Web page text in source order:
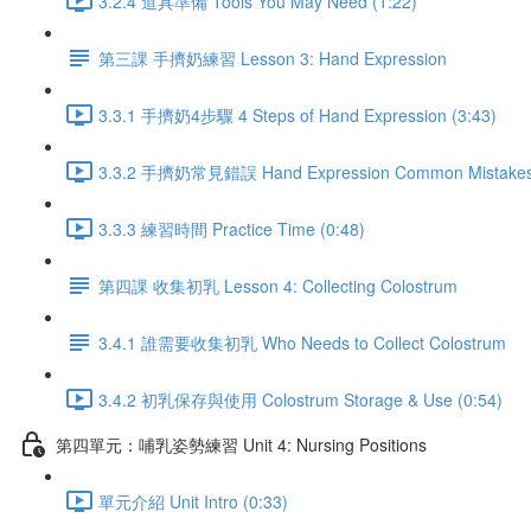
第三課 手擠奶練習 Lesson 3: Hand Expression
3.3.1 手擠奶4步驟 4 Steps of Hand Expression (3:43)
3.3.2 手擠奶常見錯誤 Hand Expression Common
3.3.3 練習時間 Practice Time (0:48)
第四課 收集初乳 Lesson 4: Collecting Colostrum
3.4.1 誰需要收集初乳 Who Needs to Collect Colostrum
3.4.2 初乳保存與使用 Colostrum Storage & Use (0:54)
第四單元：哺乳姿勢練習 Unit 4: Nursing Positions
單元介紹 Unit Intro (0:33)